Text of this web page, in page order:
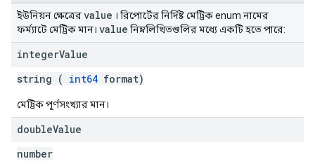
ইউনিয়ন ক্ষেত্রেরvalue । রিপোর্টের নির্দিষ্ট মেট্রিক enum নামের
ফর্ম্যাটে মেট্রিক মান। value নিম্নলিখিতগুলির মধ্যে একটি হতে পারে:
integerValue
string ( int64 format)
মেট্রিক পূর্ণসংখ্যার মান।
doubleValue
number